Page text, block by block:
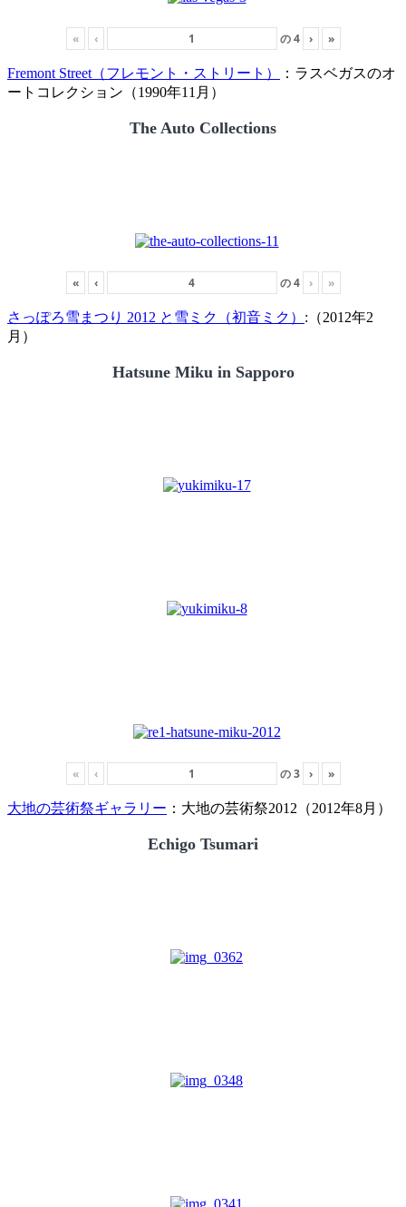
« ‹ の4 › »
Fremont Street（フレモント・ストリート）
：ラスベガスのオ
ートコレクション（1990年11月）
The Auto Collections
« ‹ の4 › »
さっぽろ雪まつり 2012 と雪ミク（初音ミク） :（2012年2
月）
Hatsune Miku in Sapporo
« ‹ の3 › »
大地の芸術祭ギャラリー ：大地の芸術祭2012（2012年8月）
Echigo Tsumari